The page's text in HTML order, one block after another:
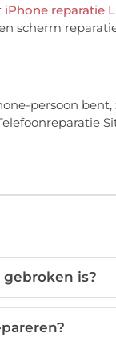
iPhone reparatie
scherm
persoon bent,
is?